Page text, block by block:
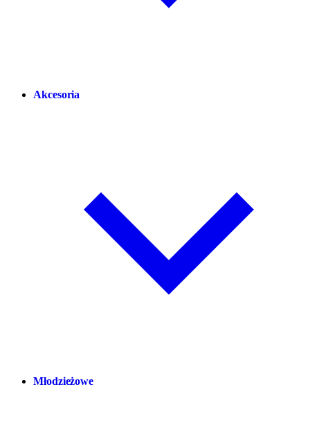
Akcesoria
Młodzieżowe